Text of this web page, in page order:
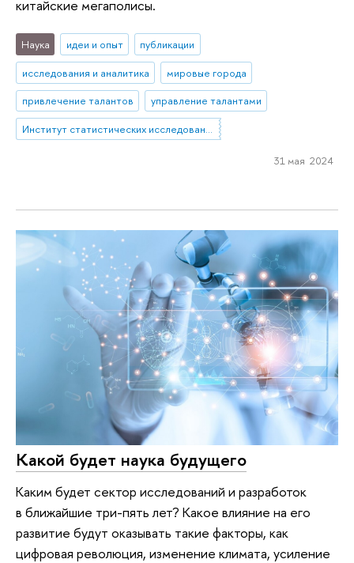
китайские мегаполисы.
Наука идеи и опыт
публикации
исследования и аналитика
мировые города
привлечение талантов
управление талантами
Институт статистических исследований и экономики знаний
31 мая 2024
Какой будет наука будущего
Каким будет сектор исследований и разработок
в ближайшие три-пять лет? Какое влияние на его
развитие будут оказывать такие факторы, как
цифровая революция, изменение климата, усиление